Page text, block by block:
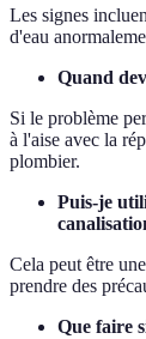
Les signes
d'eau
Quand
Si le problème
à l'aise avec la
plombier.
Puis-je
Cela peut être
prendre des
Que faire